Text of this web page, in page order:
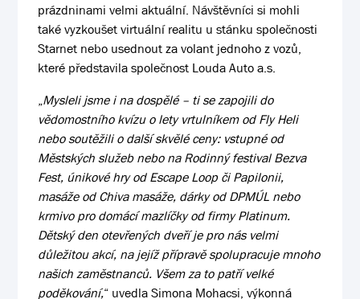
prázdninami velmi aktuální. Návštěvníci si mohli
také vyzkoušet virtuální realitu u stánku společnosti
Starnet nebo usednout za volant jednoho z vozů,
které představila společnost Louda Auto a.s.
„Mysleli jsme i na dospělé – ti se zapojili do
vědomostního kvízu o lety vrtulníkem od Fly Heli
nebo soutěžili o další skvělé ceny: vstupné od
Městských služeb nebo na Rodinný festival Bezva
Fest, únikové hry od Escape Loop či Papilonii,
masáže od Chiva masáže, dárky od DPMÚL nebo
krmivo pro domácí mazlíčky od firmy Platinum.
Dětský den otevřených dveří je pro nás velmi
důležitou akcí, na jejíž přípravě spolupracuje mnoho
našich zaměstnanců. Všem za to patří velké
poděkování,“ uvedla Simona Mohacsi, výkonná